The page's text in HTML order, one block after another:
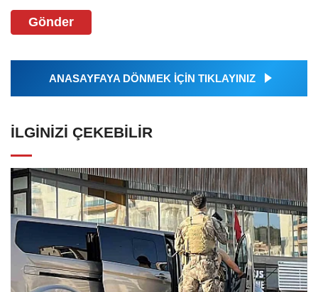
Gönder
ANASAYFAYA DÖNMEK İÇİN TIKLAYINIZ
İLGINIZI ÇEKEBILIR